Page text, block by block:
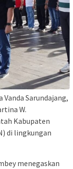
Sarundajang,
W.
Kabupaten
di lingkungan
menegaskan